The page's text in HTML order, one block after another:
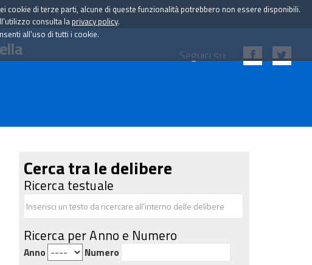
Seguici su:
Cerca tra le delibere
Ricerca testuale
Ricerca per Anno e Numero
Anno Numero
di terze parti, alcune di queste funzionalità potrebbero non essere disponibili.
consulta la privacy policy.
all'uso di tutti i cookie.